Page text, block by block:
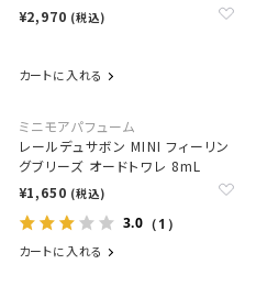
¥2,970 (税込)
カートに入れる
ミニモアパフューム
レールデュサボン MINI フィーリン
グブリーズ オードトワレ 8mL
¥1,650 (税込)
3.0 （1）
カートに入れる